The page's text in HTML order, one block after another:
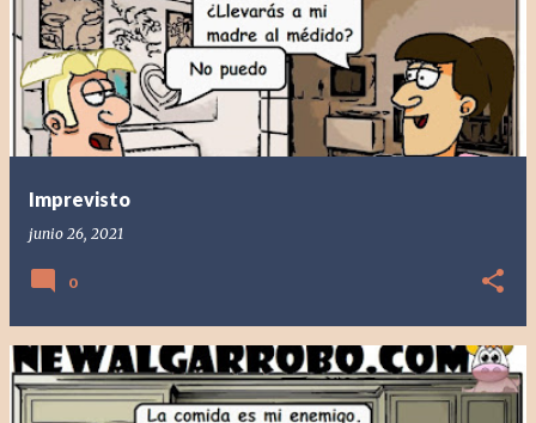
Imprevisto
junio 26, 2021
0